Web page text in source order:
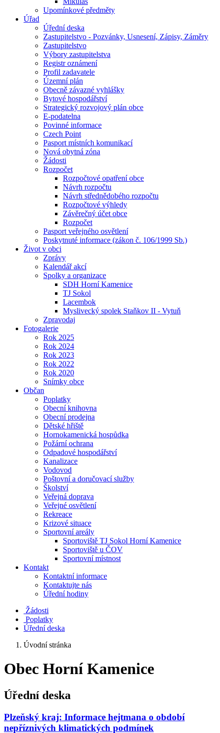
Upomínkové předměty
Úřad
Úřední deska
Zastupitelstvo - Pozvánky, Usnesení, Zápisy, Záměry
Zastupitelstvo
Výbory zastupitelstva
Registr oznámení
Profil zadavatele
Územní plán
Obecně závazné vyhlášky
Bytové hospodářství
Strategický rozvojový plán obce
E-podatelna
Povinné informace
Czech Point
Pasport místních komunikací
Nová obytná zóna
Žádosti
Rozpočet
Rozpočtové opatření obce
Návrh rozpočtu
Návrh střednědobého rozpočtu
Rozpočtové výhledy
Závěrečný účet obce
Rozpočet
Pasport veřejného osvětlení
Poskytnuté informace (zákon č. 106/1999 Sb.)
Život v obci
Zprávy
Kalendář akcí
Spolky a organizace
SDH Horní Kamenice
TJ Sokol
Lacembok
Myslivecký spolek Staňkov II - Vytuň
Zpravodaj
Fotogalerie
Rok 2025
Rok 2024
Rok 2023
Rok 2022
Rok 2020
Snímky obce
Občan
Poplatky
Obecní knihovna
Obecní prodejna
Dětské hřiště
Hornokamenická hospůdka
Požární ochrana
Odpadové hospodářství
Kanalizace
Vodovod
Poštovní a doručovací služby
Školství
Veřejná doprava
Veřejné osvětlení
Rekreace
Krizové situace
Sportovní areály
Sportoviště TJ Sokol Horní Kamenice
Sportoviště u ČOV
Sportovní místnost
Kontakt
Kontaktní informace
Kontaktujte nás
Úřední hodiny
Žádosti
Poplatky
Úřední deska
Úvodní stránka
Obec Horní Kamenice
Úřední deska
Plzeňský kraj: Informace hejtmana o období
nepříznivých klimatických podmínek